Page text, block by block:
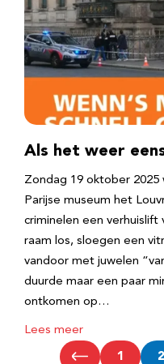
Als het weer
Zondag 19 oktober
Parijse museum het
criminelen een verhuislift
raam los, sloegen een
vandoor met juwelen
duurde maar een paar
ontkomen op…
Lees meer
1 2